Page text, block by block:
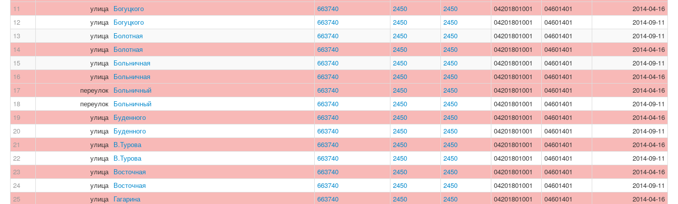
11
улица Богуцкого 663740 2450 2450 04201801001 04601401
2014-04-16
12
улица Богуцкого 663740 2450 2450 04201801001 04601401
2014-09-11
13
улица Болотная 663740 2450 2450 04201801001 04601401
2014-09-11
14
улица Болотная 663740 2450 2450 04201801001 04601401
2014-04-16
15
улица Больничная 663740 2450 2450 04201801001 04601401
2014-09-11
16
улица Больничная 663740 2450 2450 04201801001 04601401
2014-04-16
17
переулок Больничный 663740 2450 2450 04201801001 04601401
2014-04-16
18
переулок Больничный 663740 2450 2450 04201801001 04601401
2014-09-11
19
улица Буденного 663740 2450 2450 04201801001 04601401
2014-04-16
20
улица Буденного 663740 2450 2450 04201801001 04601401
2014-09-11
21
улица В.Турова 663740 2450 2450 04201801001 04601401
2014-04-16
22
улица В.Турова 663740 2450 2450 04201801001 04601401
2014-09-11
23
улица Восточная 663740 2450 2450 04201801001 04601401
2014-04-16
24
улица Восточная 663740 2450 2450 04201801001 04601401
2014-09-11
25
улица Гагарина 663740 2450 2450 04201801001 04601401
2014-04-16